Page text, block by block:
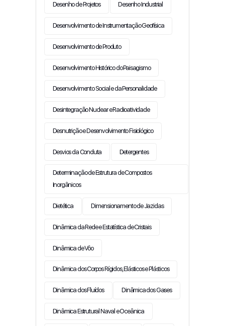
Desenho de Projetos Desenho Industrial
Desenvolvimento de Instrumentação Geofísica
Desenvolvimento de Produto
Desenvolvimento Histórico do Paisagismo
Desenvolvimento Social e da Personalidade
Desintegração Nuclear e Radioatividade
Desnutrição e Desenvolvimento Fisiológico
Desvios da Conduta Detergentes
Determinação de Estrutura de Compostos
Inorgânicos
Dietética Dimensionamento de Jazidas
Dinâmica da Rede e Estatística de Cristais
Dinâmica de Vôo
Dinâmica dos Corpos Rígidos, Elásticos e Plásticos
Dinâmica dos Fluídos Dinâmica dos Gases
Dinâmica Estrutural Naval e Oceânica